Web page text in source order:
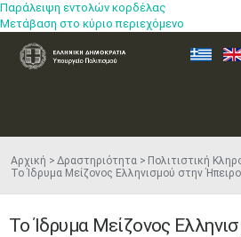
Παράλειψη εντολών κορδέλας
Μετάβαση στο κύριο περιεχόμενο
ελ en
Αρχική Δραστηριότητα Πολιτιστική
Το Ίδρυμα Μείζονος Ελληνισμού στην Ήπειρο
Το Ίδρυμα Μείζονος